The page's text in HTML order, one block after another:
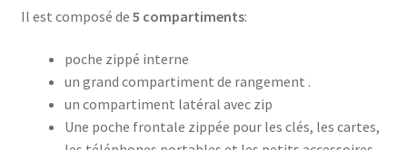
Il est composé de 5 compartiments:
poche zippé interne
un grand compartiment de rangement .
un compartiment latéral avec zip
Une poche frontale zippée pour les clés, les cartes,